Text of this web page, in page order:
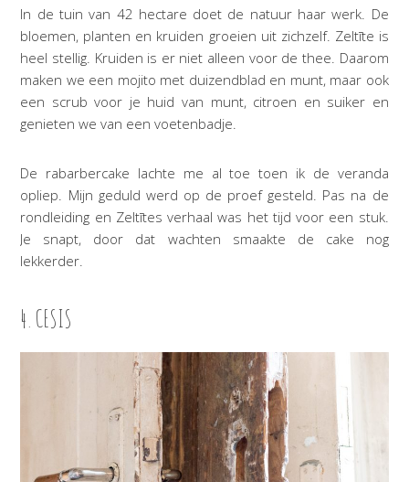
In de tuin van 42 hectare doet de natuur haar werk. De
bloemen, planten en kruiden groeien uit zichzelf. Zeltīte is
heel stellig. Kruiden is er niet alleen voor de thee. Daarom
maken we een mojito met duizendblad en munt, maar ook
een scrub voor je huid van munt, citroen en suiker en
genieten we van een voetenbadje.
De rabarbercake lachte me al toe toen ik de veranda
opliep. Mijn geduld werd op de proef gesteld. Pas na de
rondleiding en Zeltītes verhaal was het tijd voor een stuk.
Je snapt, door dat wachten smaakte de cake nog
lekkerder.
4. CESIS